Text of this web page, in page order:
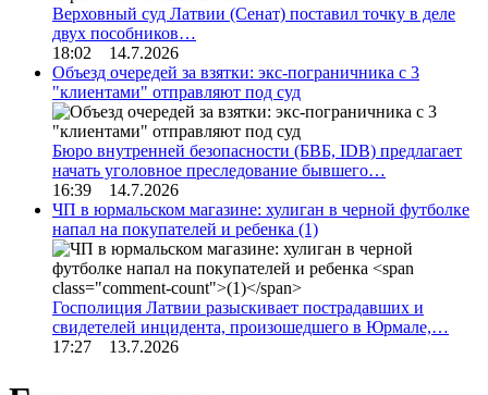
Верховный суд Латвии (Сенат) поставил точку в деле
двух пособников…
18:02 14.7.2026
Объезд очередей за взятки: экс-пограничника с 3
"клиентами" отправляют под суд
Бюро внутренней безопасности (БВБ, IDB) предлагает
начать уголовное преследование бывшего…
16:39 14.7.2026
ЧП в юрмальском магазине: хулиган в черной футболке
напал на покупателей и ребенка (1)
Госполиция Латвии разыскивает пострадавших и
свидетелей инцидента, произошедшего в Юрмале,…
17:27 13.7.2026